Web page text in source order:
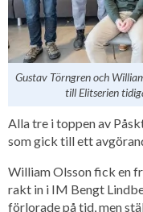
Gustav Törngren och
till Elitserien
Alla tre i toppen av
som gick till ett
William Olsson fick en
rakt in i IM Bengt
förlorade på tid, men